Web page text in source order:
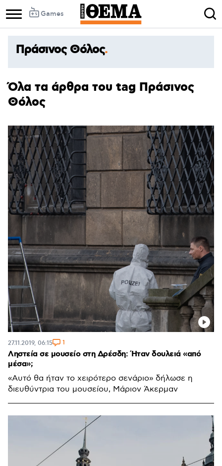
Games
Πράσινος Θόλος
Όλα τα άρθρα του tag Πράσινος
Θόλος
Ληστεία σε μουσείο στη Δρέσδη: Ήταν δουλειά «από
μέσα»;
«Αυτό θα ήταν το χειρότερο σενάριο» δήλωσε η
διευθύντρια του μουσείου, Μάριον Άκερμαν
27.11.2019, 06:15 1